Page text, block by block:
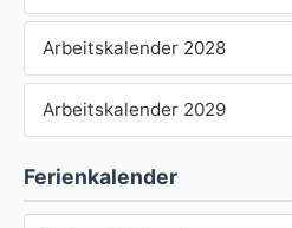
Arbeitskalender 2028
Arbeitskalender 2029
Ferienkalender